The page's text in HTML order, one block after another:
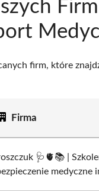
firm, które
Firma
🩺🫀📚 |
medyczne